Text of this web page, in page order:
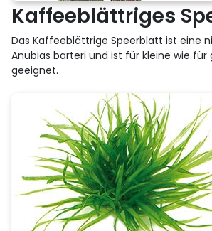
Kaffeeblättriges
Das Kaffeeblättrige Speerblatt ist eine
Anubias barteri und ist für kleine wie für
geeignet.